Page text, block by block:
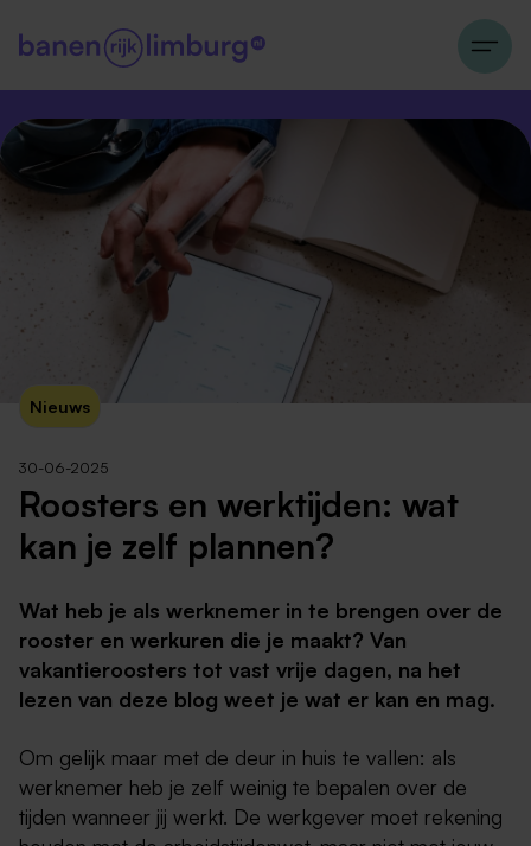
Nieuws
30-06-2025
Roosters en werktijden: wat
kan je zelf plannen?
Wat heb je als werknemer in te brengen over de
rooster en werkuren die je maakt? Van
vakantieroosters tot vast vrije dagen, na het
lezen van deze blog weet je wat er kan en mag.
Om gelijk maar met de deur in huis te vallen: als
werknemer heb je zelf weinig te bepalen over de
tijden wanneer jij werkt. De werkgever moet rekening